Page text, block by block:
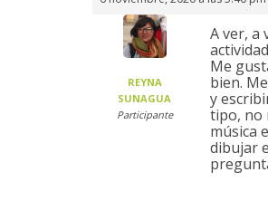
REYNA
SUNAGUA
Participante
A ver, a
Me
bien.
y
tipo, no
música
dibujar